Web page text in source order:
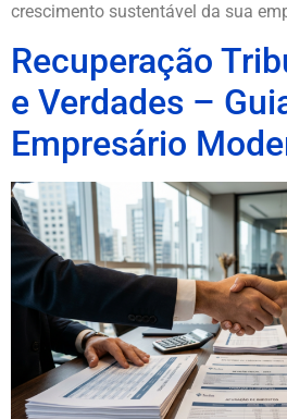
crescimento sustentável da sua
Recuperação
e Verdades –
Empresário